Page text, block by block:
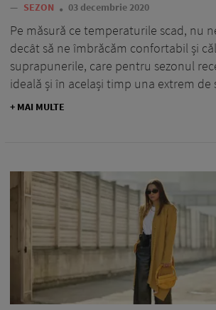
— SEZON 03 decembrie 2020
Pe măsură ce temperaturile scad, nu
decât să ne îmbrăcăm confortabil și
suprapunerile, care pentru sezonul
ideală și în același timp una extrem de
+ MAI MULTE